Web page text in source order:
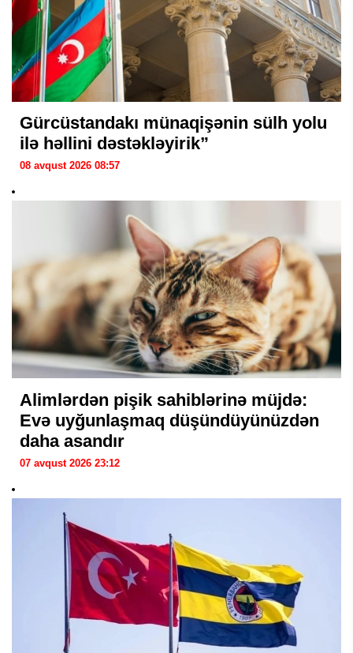
Gürcüstandakı münaqişənin sülh yolu
ilə həllini dəstəkləyirik”
08 avqust 2026 08:57
Alimlərdən pişik sahiblərinə müjdə:
Evə uyğunlaşmaq düşündüyünüzdən
daha asandır
07 avqust 2026 23:12